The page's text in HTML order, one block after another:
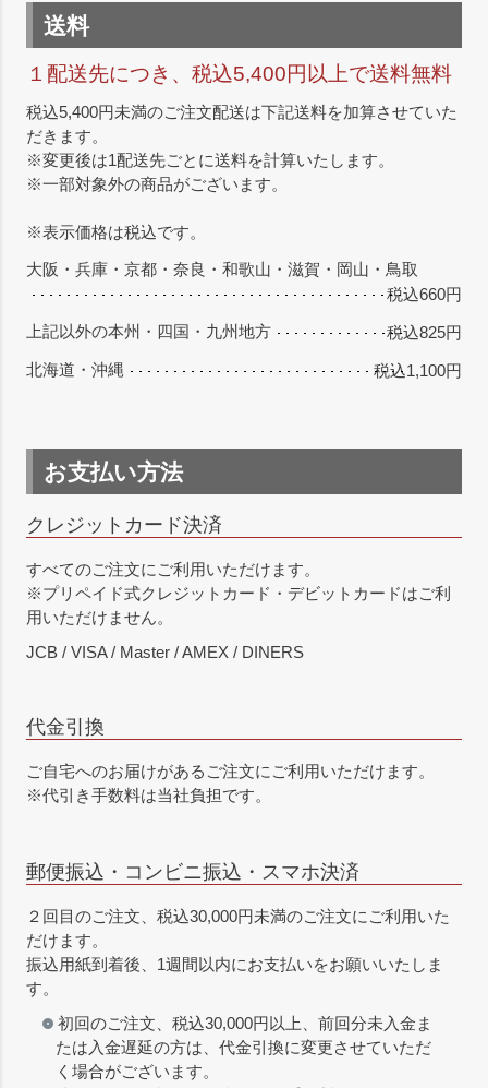
送料
１配送先につき、税込5,400円以上で送料無料
税込5,400円未満のご注文配送は下記送料を加算させていた
だきます。
※変更後は1配送先ごとに送料を計算いたします。
※一部対象外の商品がございます。
※表示価格は税込です。
大阪・兵庫・京都・奈良・和歌山・滋賀・岡山・鳥取
税込660円
上記以外の本州・四国・九州地方
税込825円
北海道・沖縄
税込1,100円
お支払い方法
クレジットカード決済
すべてのご注文にご利用いただけます。
※プリペイド式クレジットカード・デビットカードはご利
用いただけません。
JCB / VISA / Master / AMEX / DINERS
代金引換
ご自宅へのお届けがあるご注文にご利用いただけます。
※代引き手数料は当社負担です。
郵便振込・コンビニ振込・スマホ決済
２回目のご注文、税込30,000円未満のご注文にご利用いた
だけます。
振込用紙到着後、1週間以内にお支払いをお願いいたしま
す。
初回のご注文、税込30,000円以上、前回分未入金ま
たは入金遅延の方は、代金引換に変更させていただ
く場合がございます。